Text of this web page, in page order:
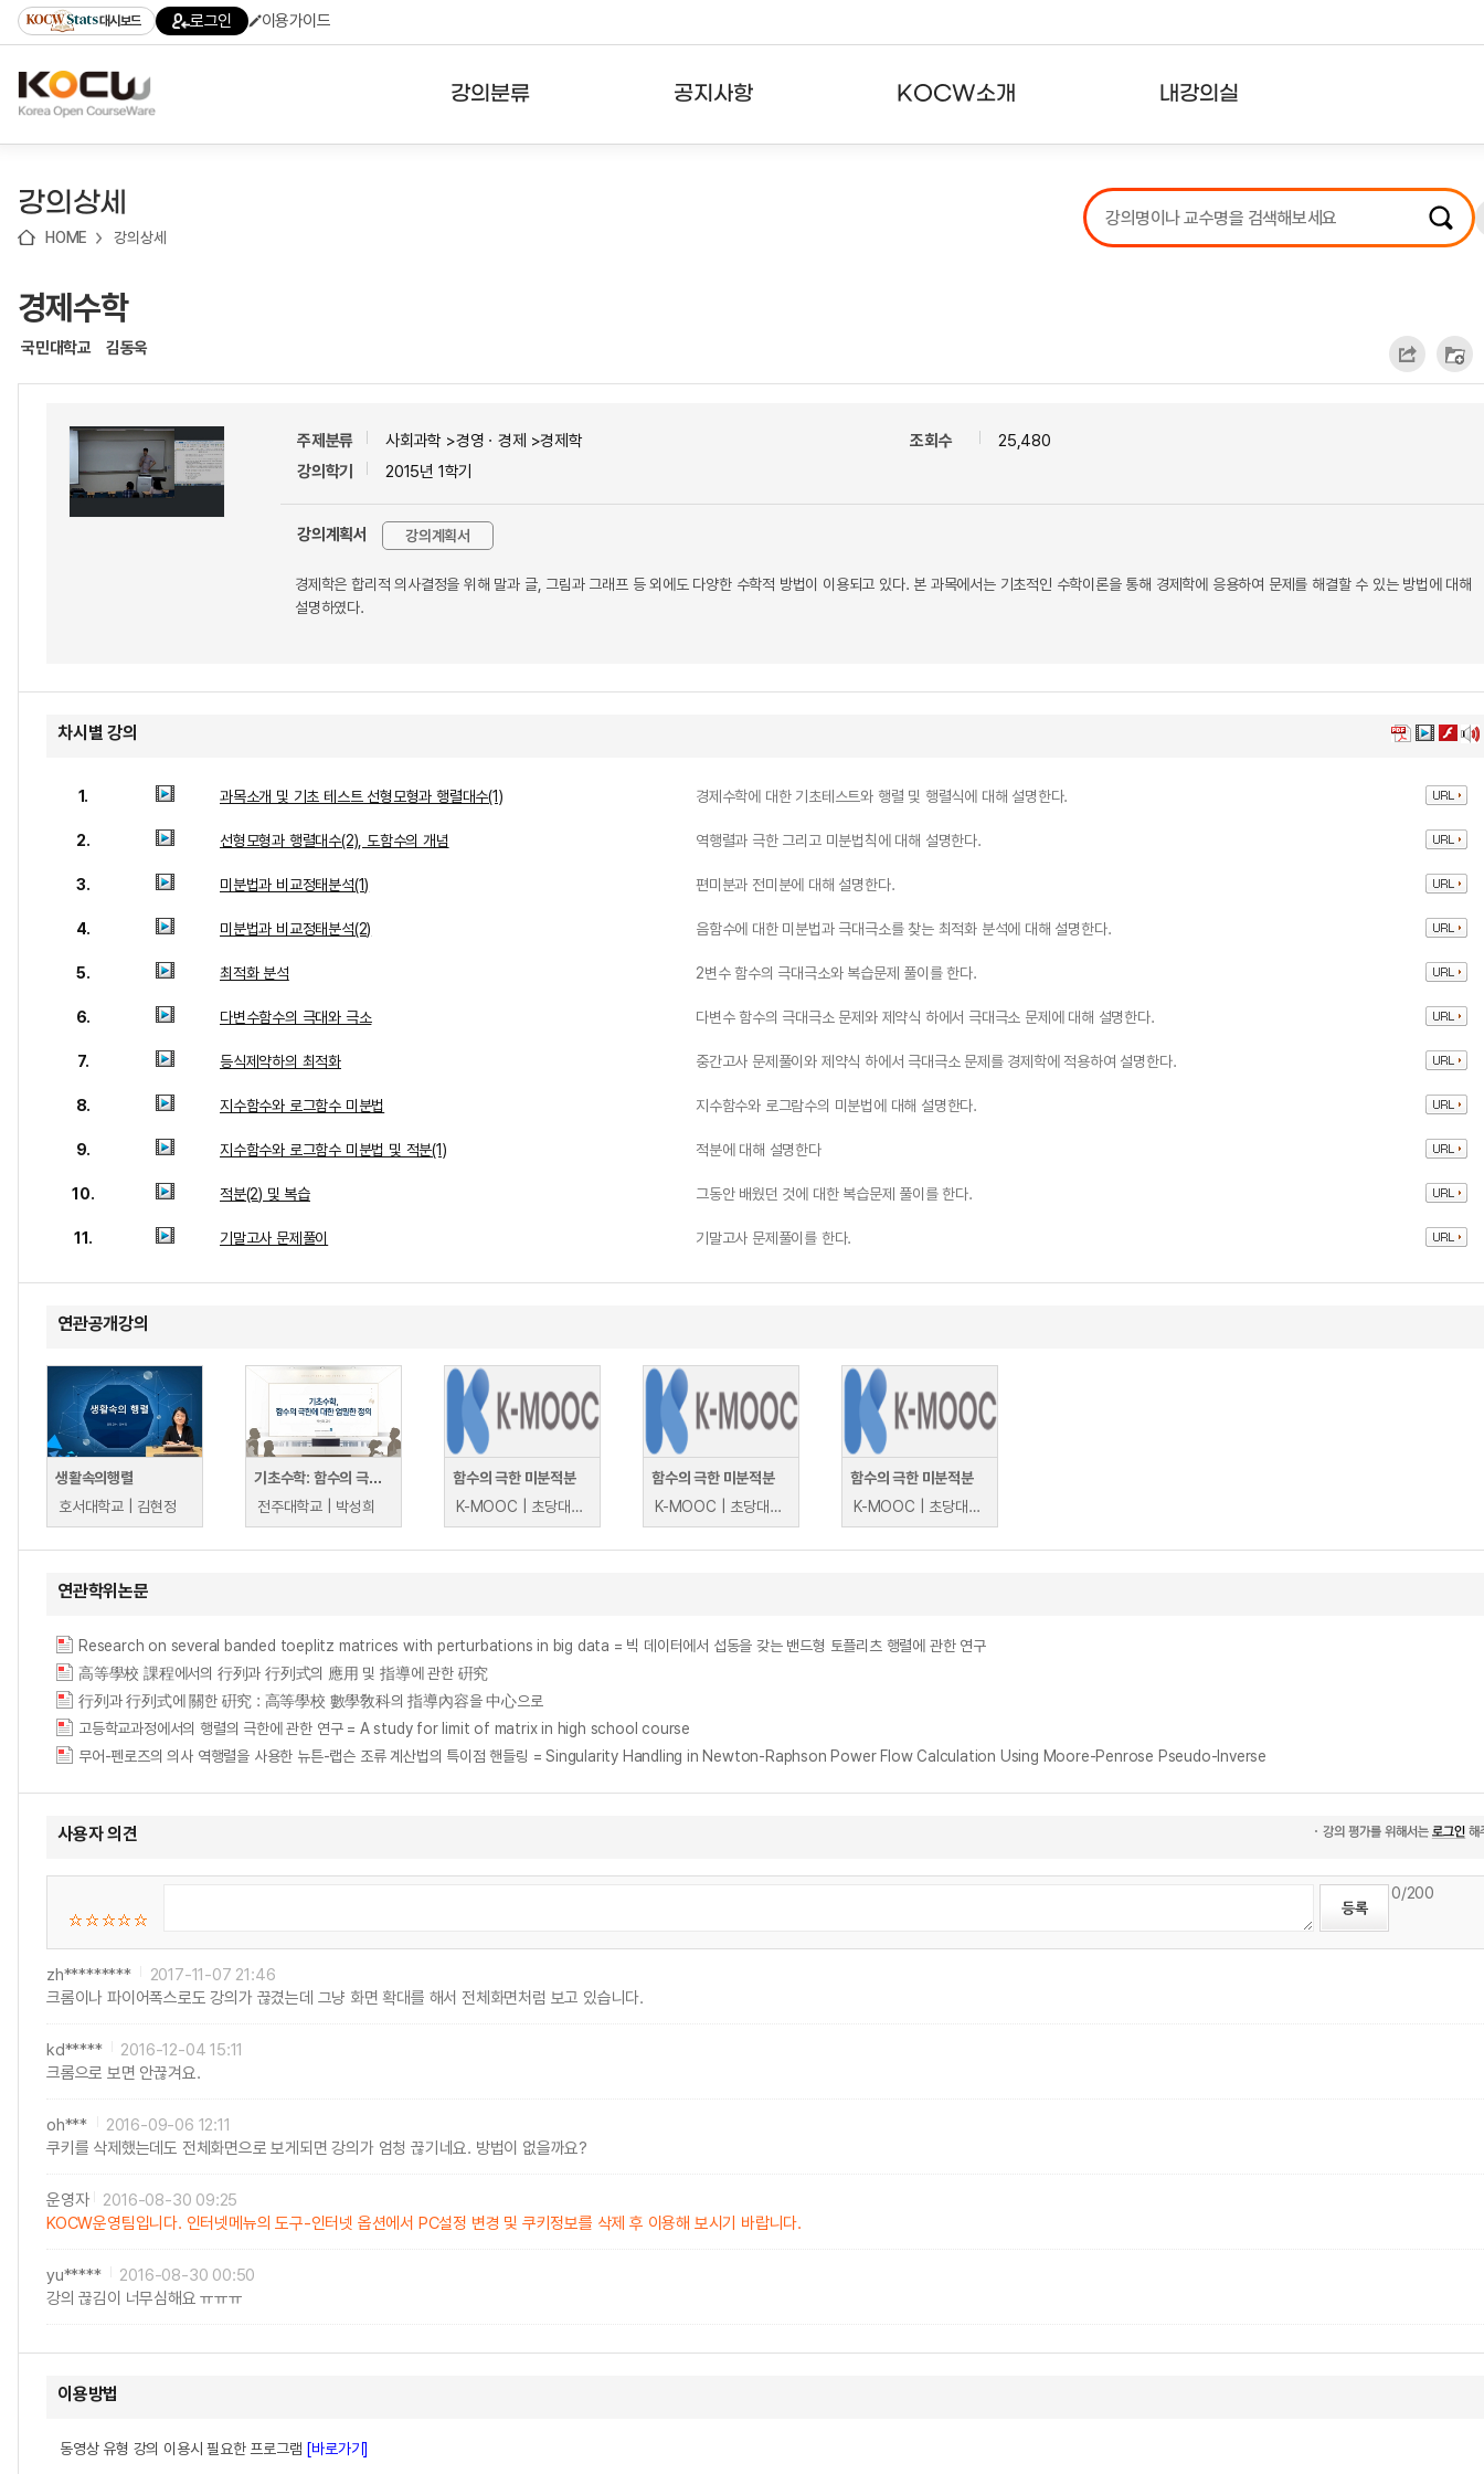
기
기
기
content)
가
대시보드 로그인 이용가이드
강의분류 공지사항 KOCW소개 내강의실
강의리스트
수강확인증강의
강의상세
HOME 강의상세
경제수학
국민대학교 김동욱
주제분류
사회과학 >경영ㆍ경제 >경제학
강의학기
2015년 1학기
조회수 25,480
강의계획서 강의계획서
경제학은 합리적 의사결정을 위해 말과 글, 그림과 그래프 등 외에도 다양한 수학적 방법이 이용되고 있다. 본 과목에서는 기초적인 수학이론을 통해 경제학에 응용하여 문제를 해결할 수 있는 방법에 대해
설명하였다.
차시별 강의
1. 과목소개 및 기초 테스트 선형모형과 행렬대수(1) 경제수학에 대한 기초테스트와 행렬 및 행렬식에 대해 설명한다.
2. 선형모형과 행렬대수(2), 도함수의 개념 역행렬과 극한 그리고 미분법칙에 대해 설명한다.
3. 미분법과 비교정태분석(1) 편미분과 전미분에 대해 설명한다.
4. 미분법과 비교정태분석(2) 음함수에 대한 미분법과 극대극소를 찾는 최적화 분석에 대해 설명한다.
5. 최적화 분석 2변수 함수의 극대극소와 복습문제 풀이를 한다.
6. 다변수함수의 극대와 극소 다변수 함수의 극대극소 문제와 제약식 하에서 극대극소 문제에 대해 설명한다.
7. 등식제약하의 최적화 중간고사 문제풀이와 제약식 하에서 극대극소 문제를 경제학에 적용하여 설명한다.
8. 지수함수와 로그함수 미분법 지수함수와 로그람수의 미분법에 대해 설명한다.
9. 지수함수와 로그함수 미분법 및 적분(1) 적분에 대해 설명한다
10. 적분(2) 및 복습 그동안 배웠던 것에 대한 복습문제 풀이를 한다.
11. 기말고사 문제풀이 기말고사 문제풀이를 한다.
연관공개강의
생활속의행렬
호서대학교 | 김현정
기초수학: 함수의 극한에 대한 엄밀한 정의
전주대학교 | 박성희
함수의 극한 미분적분
K-MOOC | 초당대학교 오흥준, 송찬황
함수의 극한 미분적분
K-MOOC | 초당대학교 오흥준, 송찬황
함수의 극한 미분적분
K-MOOC | 초당대학교 오흥준, 송찬황
연관학위논문
Research on several banded toeplitz matrices with perturbations in big data = 빅 데이터에서 섭동을 갖는 밴드형 토플리츠 행렬에 관한 연구
高等學校 課程에서의 行列과 行列式의 應用 및 指導에 관한 硏究
行列과 行列式에 關한 硏究 : 高等學校 數學敎科의 指導內容을 中心으로
고등학교과정에서의 행렬의 극한에 관한 연구 = A study for limit of matrix in high school course
무어-펜로즈의 의사 역행렬을 사용한 뉴튼-랩슨 조류 계산법의 특이점 핸들링 = Singularity Handling in Newton-Raphson Power Flow Calculation Using Moore-Penrose Pseudo-Inverse
사용자 의견
0/200
zh*********
2017-11-07 21:46
크롬이나 파이어폭스로도 강의가 끊겼는데 그냥 화면 확대를 해서 전체화면처럼 보고 있습니다.
kd*****
2016-12-04 15:11
크롬으로 보면 안끊겨요.
oh***
2016-09-06 12:11
쿠키를 삭제했는데도 전체화면으로 보게되면 강의가 엄청 끊기네요. 방법이 없을까요?
운영자
2016-08-30 09:25
KOCW운영팀입니다. 인터넷메뉴의 도구-인터넷 옵션에서 PC설정 변경 및 쿠키정보를 삭제 후 이용해 보시기 바랍니다.
yu*****
2016-08-30 00:50
강의 끊김이 너무심해요 ㅠㅠㅠ
이용방법
동영상 유형 강의 이용시 필요한 프로그램 [바로가기]